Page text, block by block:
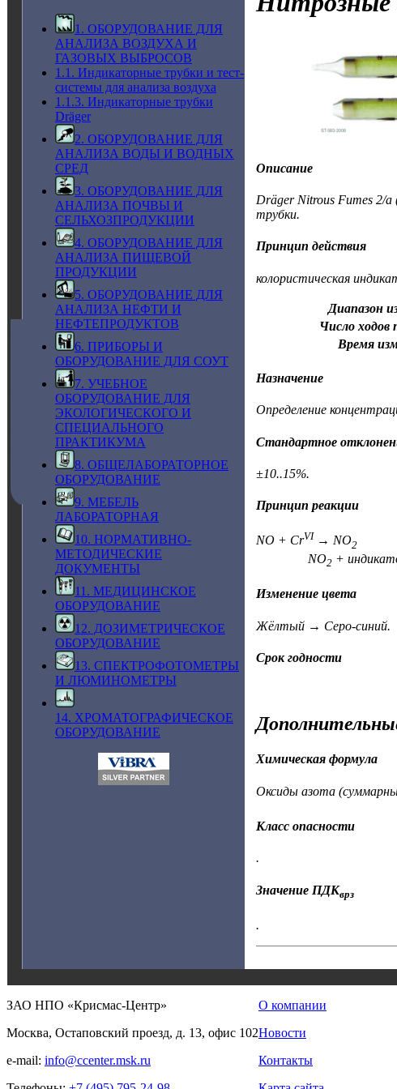
1. ОБОРУДОВАНИЕ ДЛЯ
АНАЛИЗА ВОЗДУХА И
ГАЗОВЫХ ВЫБРОСОВ
1.1. Индикаторные трубки и тест-
системы для анализа воздуха
1.1.3. Индикаторные трубки
Dräger
2. ОБОРУДОВАНИЕ ДЛЯ
АНАЛИЗА ВОДЫ И ВОДНЫХ
СРЕД
3. ОБОРУДОВАНИЕ ДЛЯ
АНАЛИЗА ПОЧВЫ И
СЕЛЬХОЗПРОДУКЦИИ
4. ОБОРУДОВАНИЕ ДЛЯ
АНАЛИЗА ПИЩЕВОЙ
ПРОДУКЦИИ
5. ОБОРУДОВАНИЕ ДЛЯ
АНАЛИЗА НЕФТИ И
НЕФТЕПРОДУКТОВ
6. ПРИБОРЫ И
ОБОРУДОВАНИЕ ДЛЯ СОУТ
7. УЧЕБНОЕ
ОБОРУДОВАНИЕ ДЛЯ
ЭКОЛОГИЧЕСКОГО И
СПЕЦИАЛЬНОГО
ПРАКТИКУМА
8. ОБЩЕЛАБОРАТОРНОЕ
ОБОРУДОВАНИЕ
9. МЕБЕЛЬ
ЛАБОРАТОРНАЯ
10. НОРМАТИВНО-
МЕТОДИЧЕСКИЕ
ДОКУМЕНТЫ
11. МЕДИЦИНСКОЕ
ОБОРУДОВАНИЕ
12. ДОЗИМЕТРИЧЕСКОЕ
ОБОРУДОВАНИЕ
13. СПЕКТРОФОТОМЕТРЫ
И ЛЮМИНОМЕТРЫ
14. ХРОМАТОГРАФИЧЕСКОЕ
ОБОРУДОВАНИЕ
Описание
Dräger Nitrous Fumes 2/
трубки.
Принцип действия
колористическая
Диапазон
Число ходов
Время
Назначение
Определение
Стандартное
±10..15%.
Принцип реакции
NO + CrVI → NO2
NO2 +
Изменение цвета
Жёлтый → Серо-синий.
Срок годности
Химическая формула
Оксиды азота
Класс опасности
.
Значение ПДКврз
.
ЗАО НПО «Крисмас-Центр»
Москва, Остаповский проезд, д. 13, офис 102
e-mail: info@ccenter.msk.ru
О компании
Новости
Контакты